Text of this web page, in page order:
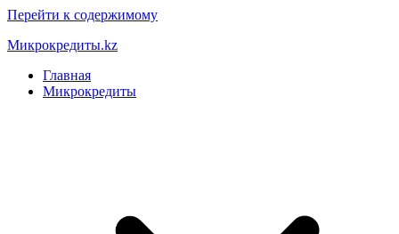
Перейти к содержимому
Микрокредиты.kz
Главная
Микрокредиты